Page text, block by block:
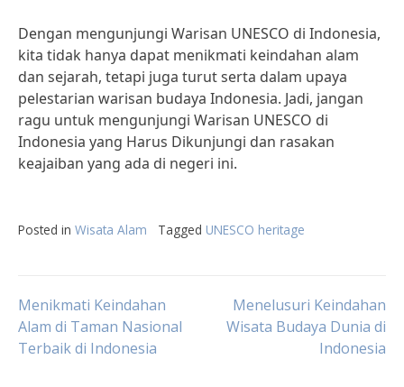
Dengan mengunjungi Warisan UNESCO di Indonesia,
kita tidak hanya dapat menikmati keindahan alam
dan sejarah, tetapi juga turut serta dalam upaya
pelestarian warisan budaya Indonesia. Jadi, jangan
ragu untuk mengunjungi Warisan UNESCO di
Indonesia yang Harus Dikunjungi dan rasakan
keajaiban yang ada di negeri ini.
Posted in Wisata Alam Tagged UNESCO heritage
Post
navigation
Menikmati Keindahan
Alam di Taman Nasional
Terbaik di Indonesia
Menelusuri Keindahan
Wisata Budaya Dunia di
Indonesia